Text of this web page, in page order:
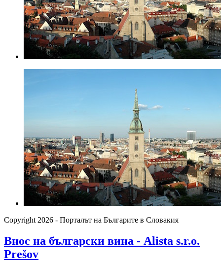
Copyright 2026 - Порталът на Българите в Словакия
Внос на български вина - Alista s.r.o.
Prešov